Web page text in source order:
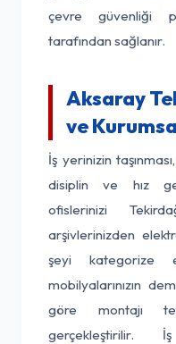
çevre güvenliği
tarafından sağlanır.
Aksaray
ve
İş yerinizin
disiplin ve hız
ofislerinizi
arşivlerinizden
şeyi kategorize
mobilyalarınızın
göre montajı
gerçekleştirilir.